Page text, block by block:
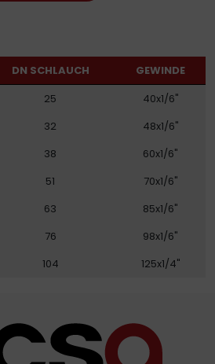
DN SCHLAUCH
GEWINDE
25
40x1/6"
32
48x1/6"
38
60x1/6"
51
70x1/6"
63
85x1/6"
76
98x1/6"
104 125x1/4"